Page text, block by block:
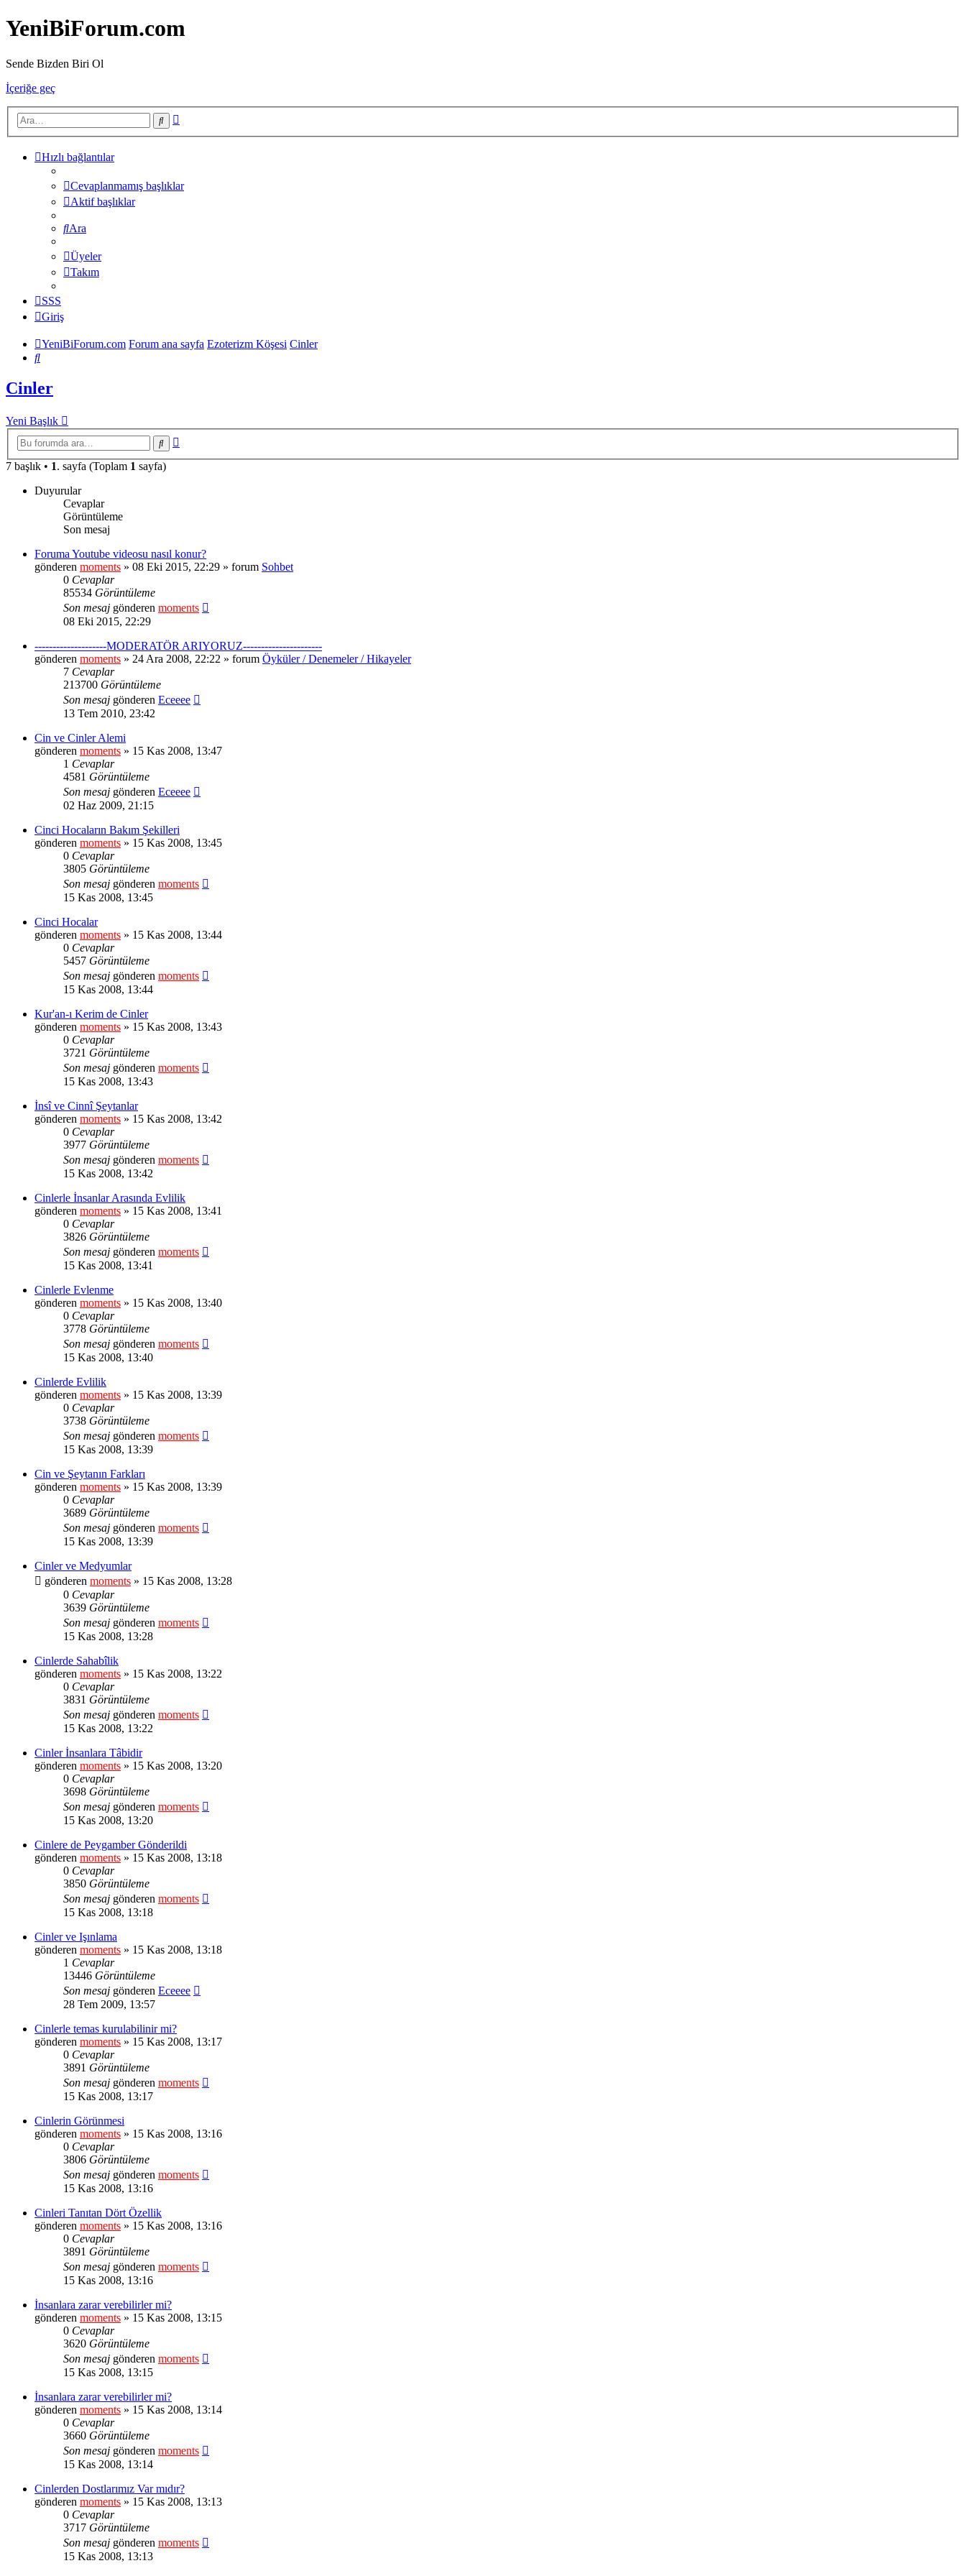
YeniBiForum.com
Sende Bizden Biri Ol
İçeriğe geç
Ara
Hızlı bağlantılar
Cevaplanmamış başlıklar
Aktif başlıklar
Ara
Üyeler
Takım
SSS
Giriş
YeniBiForum.com Forum ana sayfa Ezoterizm Köşesi Cinler
Ara
Cinler
Yeni Başlık
Ara
7 başlık • 1. sayfa (Toplam 1 sayfa)
Duyurular
Cevaplar
Görüntüleme
Son mesaj
Foruma Youtube videosu nasıl konur?
gönderen moments » 08 Eki 2015, 22:29 » forum Sohbet
0 Cevaplar
85534 Görüntüleme
Son mesaj gönderen moments
08 Eki 2015, 22:29
--------------------MODERATÖR ARIYORUZ----------------------
gönderen moments » 24 Ara 2008, 22:22 » forum Öyküler / Denemeler / Hikayeler
7 Cevaplar
213700 Görüntüleme
Son mesaj gönderen Eceeee
13 Tem 2010, 23:42
Cin ve Cinler Alemi
gönderen moments » 15 Kas 2008, 13:47
1 Cevaplar
4581 Görüntüleme
Son mesaj gönderen Eceeee
02 Haz 2009, 21:15
Cinci Hocaların Bakım Şekilleri
gönderen moments » 15 Kas 2008, 13:45
0 Cevaplar
3805 Görüntüleme
Son mesaj gönderen moments
15 Kas 2008, 13:45
Cinci Hocalar
gönderen moments » 15 Kas 2008, 13:44
0 Cevaplar
5457 Görüntüleme
Son mesaj gönderen moments
15 Kas 2008, 13:44
Kur'an-ı Kerim de Cinler
gönderen moments » 15 Kas 2008, 13:43
0 Cevaplar
3721 Görüntüleme
Son mesaj gönderen moments
15 Kas 2008, 13:43
İnsî ve Cinnî Şeytanlar
gönderen moments » 15 Kas 2008, 13:42
0 Cevaplar
3977 Görüntüleme
Son mesaj gönderen moments
15 Kas 2008, 13:42
Cinlerle İnsanlar Arasında Evlilik
gönderen moments » 15 Kas 2008, 13:41
0 Cevaplar
3826 Görüntüleme
Son mesaj gönderen moments
15 Kas 2008, 13:41
Cinlerle Evlenme
gönderen moments » 15 Kas 2008, 13:40
0 Cevaplar
3778 Görüntüleme
Son mesaj gönderen moments
15 Kas 2008, 13:40
Cinlerde Evlilik
gönderen moments » 15 Kas 2008, 13:39
0 Cevaplar
3738 Görüntüleme
Son mesaj gönderen moments
15 Kas 2008, 13:39
Cin ve Şeytanın Farkları
gönderen moments » 15 Kas 2008, 13:39
0 Cevaplar
3689 Görüntüleme
Son mesaj gönderen moments
15 Kas 2008, 13:39
Cinler ve Medyumlar
gönderen moments » 15 Kas 2008, 13:28
0 Cevaplar
3639 Görüntüleme
Son mesaj gönderen moments
15 Kas 2008, 13:28
Cinlerde Sahabîlik
gönderen moments » 15 Kas 2008, 13:22
0 Cevaplar
3831 Görüntüleme
Son mesaj gönderen moments
15 Kas 2008, 13:22
Cinler İnsanlara Tâbidir
gönderen moments » 15 Kas 2008, 13:20
0 Cevaplar
3698 Görüntüleme
Son mesaj gönderen moments
15 Kas 2008, 13:20
Cinlere de Peygamber Gönderildi
gönderen moments » 15 Kas 2008, 13:18
0 Cevaplar
3850 Görüntüleme
Son mesaj gönderen moments
15 Kas 2008, 13:18
Cinler ve Işınlama
gönderen moments » 15 Kas 2008, 13:18
1 Cevaplar
13446 Görüntüleme
Son mesaj gönderen Eceeee
28 Tem 2009, 13:57
Cinlerle temas kurulabilinir mi?
gönderen moments » 15 Kas 2008, 13:17
0 Cevaplar
3891 Görüntüleme
Son mesaj gönderen moments
15 Kas 2008, 13:17
Cinlerin Görünmesi
gönderen moments » 15 Kas 2008, 13:16
0 Cevaplar
3806 Görüntüleme
Son mesaj gönderen moments
15 Kas 2008, 13:16
Cinleri Tanıtan Dört Özellik
gönderen moments » 15 Kas 2008, 13:16
0 Cevaplar
3891 Görüntüleme
Son mesaj gönderen moments
15 Kas 2008, 13:16
İnsanlara zarar verebilirler mi?
gönderen moments » 15 Kas 2008, 13:15
0 Cevaplar
3620 Görüntüleme
Son mesaj gönderen moments
15 Kas 2008, 13:15
İnsanlara zarar verebilirler mi?
gönderen moments » 15 Kas 2008, 13:14
0 Cevaplar
3660 Görüntüleme
Son mesaj gönderen moments
15 Kas 2008, 13:14
Cinlerden Dostlarımız Var mıdır?
gönderen moments » 15 Kas 2008, 13:13
0 Cevaplar
3717 Görüntüleme
Son mesaj gönderen moments
15 Kas 2008, 13:13